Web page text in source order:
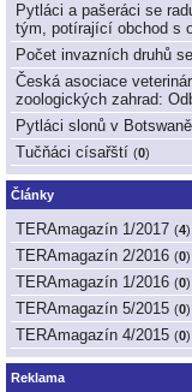
Pytláci a pašeráci se
tým, potírající obchod s
Počet invazních druhů
Česká asociace
zoologických zahrad:
Pytláci slonů v
Tučňáci císařští (0)
Články
TERAmagazín 1/2017 (4)
TERAmagazín 2/2016 (0)
TERAmagazín 1/2016 (0)
TERAmagazín 5/2015 (0)
TERAmagazín 4/2015 (0)
Reklama